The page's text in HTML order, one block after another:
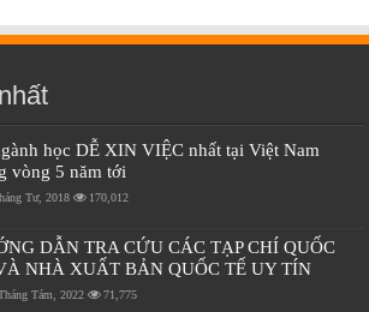
học DỄ XIN VIỆC nhất tại Việt Nam
vòng 5 năm tới
Tư, 2018 170,012
DẪN TRA CỨU CÁC TẠP CHÍ QUỐC
NHÀ XUẤT BẢN QUỐC TẾ UY TÍN
Tám, 2022 71,775